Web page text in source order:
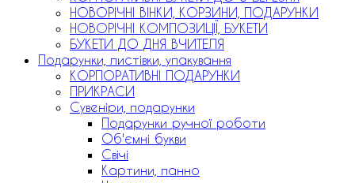
НОВОРІЧНІ ВІНКИ, КОРЗИНИ, ПОДАРУНКИ
НОВОРІЧНІ КОМПОЗИЦІЇ, БУКЕТИ
БУКЕТИ ДО ДНЯ ВЧИТЕЛЯ
Подарунки, листівки, упакування
КОРПОРАТИВНІ ПОДАРУНКИ
ПРИКРАСИ
Сувеніри, подарунки
Подарунки ручної роботи
Об'ємні букви
Свічі
Картини, панно